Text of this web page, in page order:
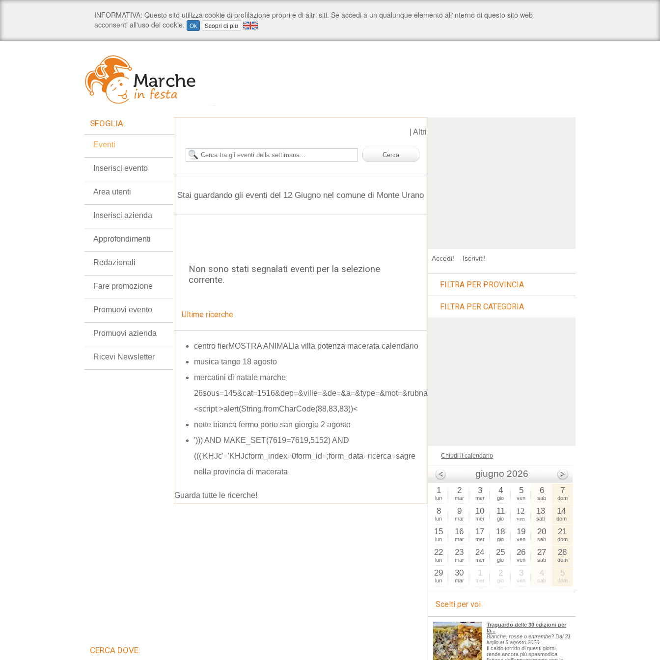
Altri
Stai guardando gli eventi del 12 Giugno nel comune di Monte Urano
Non sono stati segnalati eventi per la selezione
corrente.
Ultime ricerche
centro fierMOSTRA ANIMALIa villa potenza macerata calendario
musica tango 18 agosto
mercatini di natale marche
26sous=145&cat=1516&dep=&ville=&de=&a=&type=&mot=&rubname=">
<script >alert(String.fromCharCode(88,83,83))<
notte bianca fermo porto san giorgio 2 agosto
'))) AND MAKE_SET(7619=7619,5152) AND
((('KHJc'='KHJcform_index=0form_id=;form_data=ricerca=sagre
nella provincia di macerata
Guarda tutte le ricerche!
SFOGLIA:
Eventi
Inserisci evento
Area utenti
Inserisci azienda
Approfondimenti
Redazionali
Fare promozione
Promuovi evento
Promuovi azienda
Ricevi Newsletter
CERCA DOVE:
Accedi! Iscriviti!
FILTRA PER PROVINCIA
FILTRA PER CATEGORIA
Chiudi il calendario
giugno 2026
1
lun
2
mar
3
mer
4
gio
5
ven
6
sab
7
dom
8
lun
9
mar
10
mer
11
gio
12
ven
13
sab
14
dom
15
lun
16
mar
17
mer
18
gio
19
ven
20
sab
21
dom
22
lun
23
mar
24
mer
25
gio
26
ven
27
sab
28
dom
29
lun
30
mar
1
mer
2
gio
3
ven
4
sab
5
dom
Scelti per voi
Traguardo delle 30 edizioni per
la...
Bianche, rosse o entrambe? Dal 31
luglio al 5 agosto 2026...
Il caldo torrido di questi giorni,
rende ancora più spasmodica